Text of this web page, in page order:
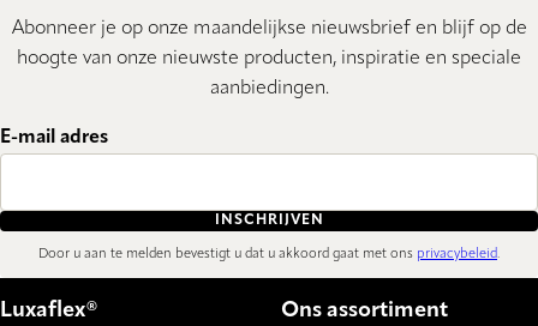
Abonneer je op onze maandelijkse nieuwsbrief en blijf op de
hoogte van onze nieuwste producten, inspiratie en speciale
aanbiedingen.
E-mail adres
INSCHRIJVEN
Door u aan te melden bevestigt u dat u akkoord gaat met ons privacybeleid.
Luxaflex® Ons assortiment